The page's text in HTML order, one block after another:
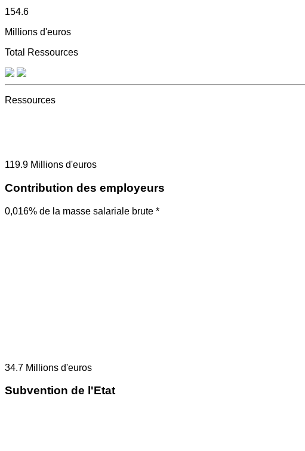
154.6
Millions d'euros
Total Ressources
Ressources
119.9 Millions d'euros
Contribution des employeurs
0,016% de la masse salariale brute *
34.7 Millions d'euros
Subvention de l'Etat